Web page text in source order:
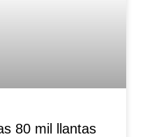
80 mil llantas